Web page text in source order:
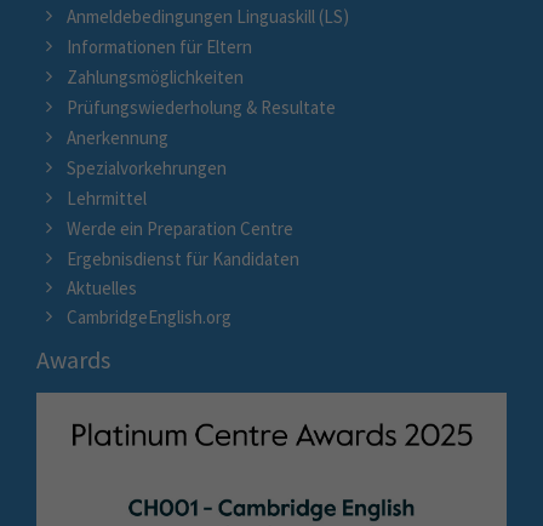
Anmeldebedingungen Linguaskill (LS)
Informationen für Eltern
Zahlungsmöglichkeiten
Prüfungswiederholung & Resultate
Anerkennung
Spezialvorkehrungen
Lehrmittel
Werde ein Preparation Centre
Ergebnisdienst für Kandidaten
Aktuelles
CambridgeEnglish.org
Awards